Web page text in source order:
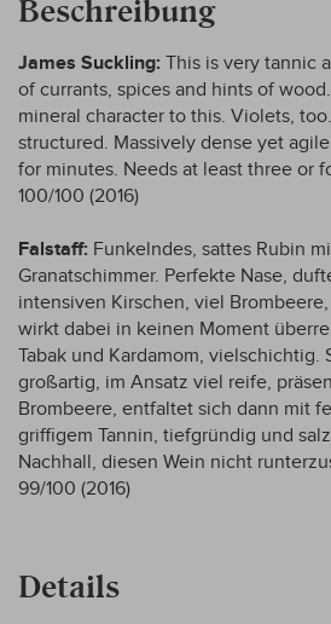
Beschreibung
James Suckling: This is very tannic
of currants, spices and hints of
mineral character to this. Violets,
structured. Massively dense yet
for minutes. Needs at least three or
100/100 (2016)
Falstaff: Funkelndes, sattes Rubin
Granatschimmer. Perfekte Nase,
intensiven Kirschen, viel
wirkt dabei in keinen Moment
Tabak und Kardamom, vielschichtig.
großartig, im Ansatz viel reife,
Brombeere, entfaltet sich dann mit
griffigem Tannin, tiefgründig und
Nachhall, diesen Wein nicht
99/100 (2016)
Details